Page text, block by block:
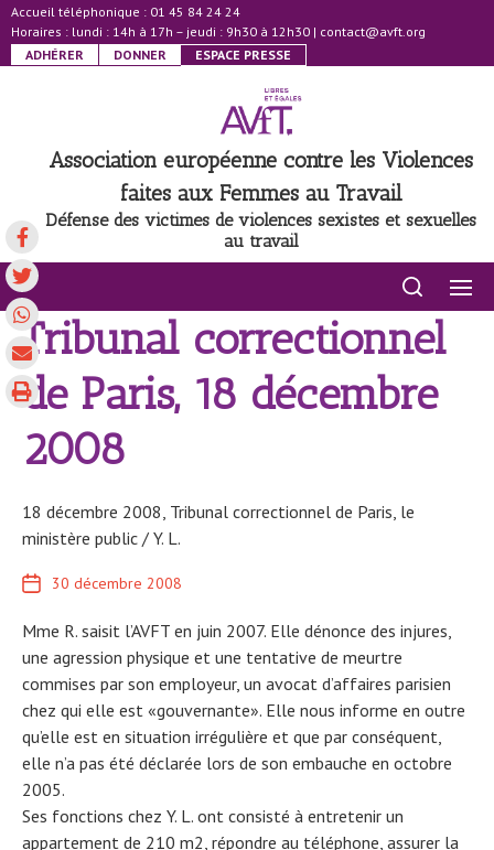
Accueil téléphonique : 01 45 84 24 24
Horaires : lundi : 14h à 17h – jeudi : 9h30 à 12h30 | contact@avft.org
ADHÉRER
DONNER ESPACE PRESSE
Association européenne contre les Violences
faites aux Femmes au Travail
Défense des victimes de violences sexistes et sexuelles
au travail
Tribunal correctionnel
de Paris, 18 décembre
2008
18 décembre 2008, Tribunal correctionnel de Paris, le
ministère public / Y. L.
30 décembre 2008
Mme R. saisit l’AVFT en juin 2007. Elle dénonce des injures,
une agression physique et une tentative de meurtre
commises par son employeur, un avocat d’affaires parisien
chez qui elle est «gouvernante». Elle nous informe en outre
qu’elle est en situation irrégulière et que par conséquent,
elle n’a pas été déclarée lors de son embauche en octobre
2005.
Ses fonctions chez Y. L. ont consisté à entretenir un
appartement de 210 m2, répondre au téléphone, assurer la